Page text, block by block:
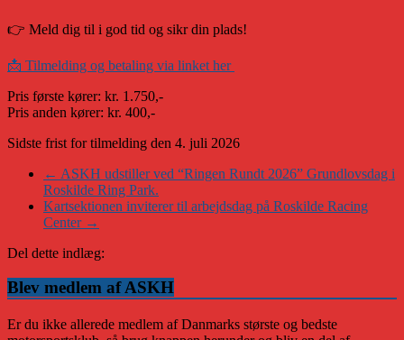
👉 Meld dig til i god tid og sikr din plads!
📩 Tilmelding og betaling via linket her
Pris første kører: kr. 1.750,-
Pris anden kører: kr. 400,-
Sidste frist for tilmelding den 4. juli 2026
← ASKH udstiller ved “Ringen Rundt 2026” Grundlovsdag i
Roskilde Ring Park.
Kartsektionen inviterer til arbejdsdag på Roskilde Racing
Center →
Del dette indlæg:
Blev medlem af ASKH
Er du ikke allerede medlem af Danmarks største og bedste